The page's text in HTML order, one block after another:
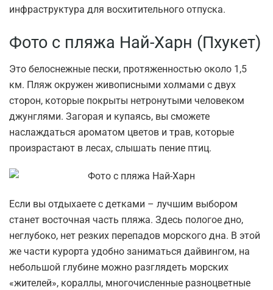
инфраструктура для восхитительного отпуска.
Фото с пляжа Най-Харн (Пхукет)
Это белоснежные пески, протяженностью около 1,5
км. Пляж окружен живописными холмами с двух
сторон, которые покрыты нетронутыми человеком
джунглями. Загорая и купаясь, вы сможете
наслаждаться ароматом цветов и трав, которые
произрастают в лесах, слышать пение птиц.
Если вы отдыхаете с детками – лучшим выбором
станет восточная часть пляжа. Здесь пологое дно,
неглубоко, нет резких перепадов морского дна. В этой
же части курорта удобно заниматься дайвингом, на
небольшой глубине можно разглядеть морских
«жителей», кораллы, многочисленные разноцветные